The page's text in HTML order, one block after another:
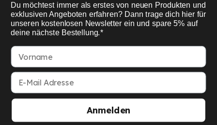
Se connecter Créer un compte
Retail Store
63067 Offenbach
Parking available
MasterCard
Paypal
Du möchtest immer als erstes von neuen Produkten und
exklusiven Angeboten erfahren? Dann trage dich hier für
unseren kostenlosen Newsletter ein und spare 5% auf
deine nächste Bestellung.*
Vorname
E-Mail Adresse
Anmelden